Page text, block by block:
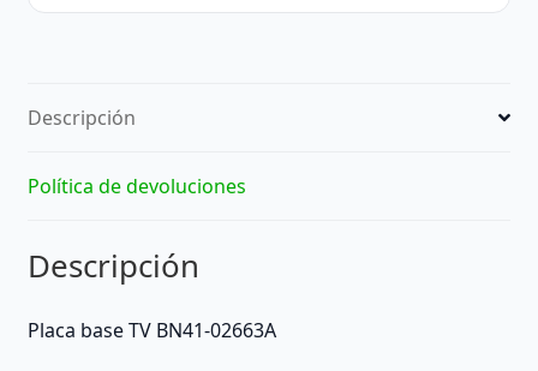
Descripción
Política de devoluciones
Descripción
Placa base TV BN41-02663A